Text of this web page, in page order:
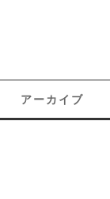
アーカイブ